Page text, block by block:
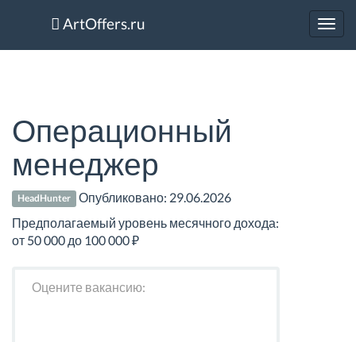
ArtOffers.ru
Операционный
менеджер
HeadHunter Опубликовано: 29.06.2026
Предполагаемый уровень месячного дохода:
от 50 000 до 100 000 ₽
Оцените вакансию: